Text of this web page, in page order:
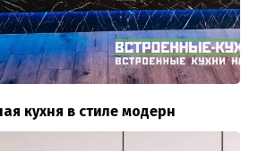
кухня в стиле модерн